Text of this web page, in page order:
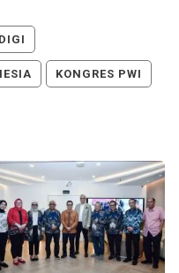
KONGRES PWI